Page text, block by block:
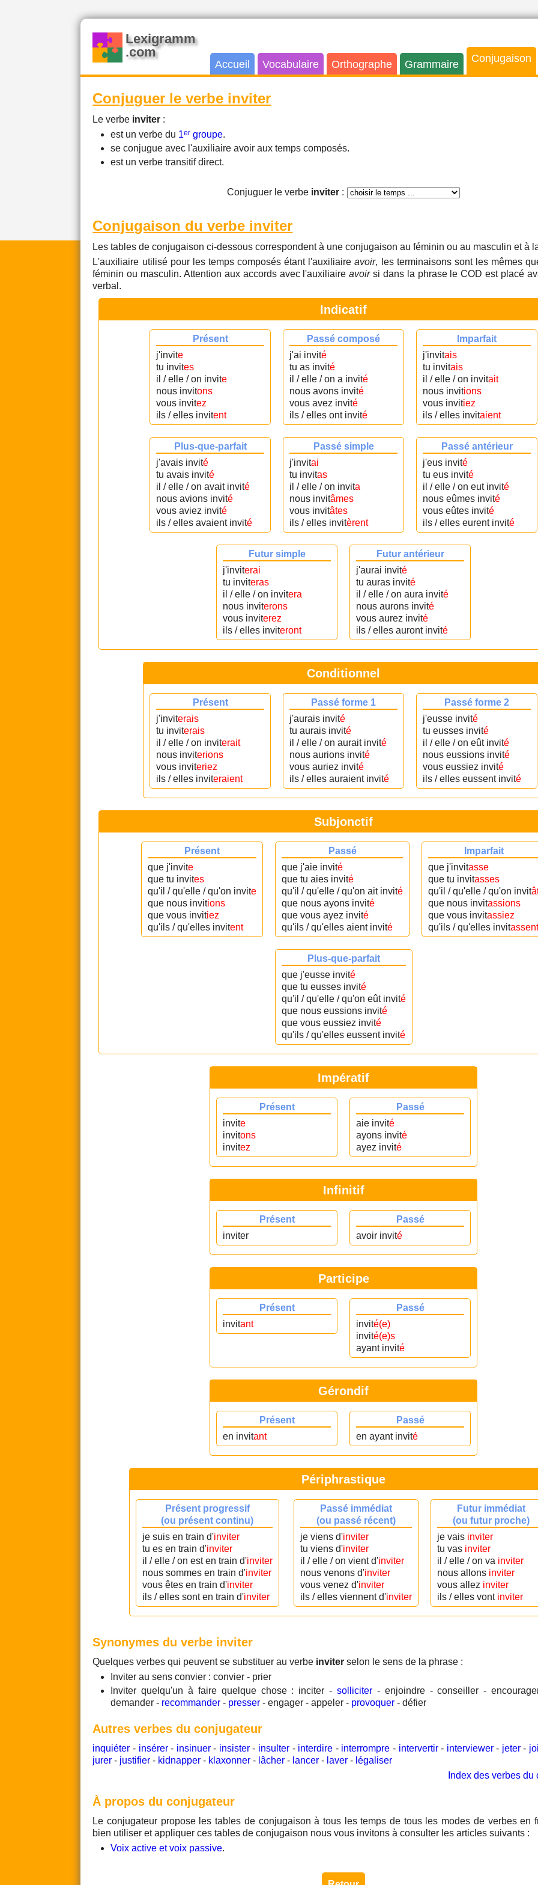
Lexigramm
.com
Accueil Vocabulaire Orthographe Grammaire Conjugaison
Conjuguer le verbe inviter
Le verbe inviter :
est un verbe du 1er groupe.
se conjugue avec l'auxiliaire avoir aux temps composés.
est un verbe transitif direct.
Conjuguer le verbe inviter :
Conjugaison du verbe inviter
Les tables de conjugaison ci-dessous correspondent à une conjugaison au féminin ou au masculin et à
L'auxiliaire utilisé pour les temps composés étant l'auxiliaireavoir, les terminaisons sont les mêmes
féminin ou masculin. Attention aux accords avec l'auxiliaireavoirsi dans la phrase le COD est placé
verbal.
Indicatif
Présent
j'invite
tu invites
il / elle / on invite
nous invitons
vous invitez
ils / elles invitent
Passé composé
j'ai invité
tu as invité
il / elle / on a invité
nous avons invité
vous avez invité
ils / elles ont invité
Imparfait
j'invitais
tu invitais
il / elle / on invitait
nous invitions
vous invitiez
ils / elles invitaient
Plus-que-parfait
j'avais invité
tu avais invité
il / elle / on avait invité
nous avions invité
vous aviez invité
ils / elles avaient invité
Passé simple
j'invitai
tu invitas
il / elle / on invita
nous invitâmes
vous invitâtes
ils / elles invitèrent
Passé antérieur
j'eus invité
tu eus invité
il / elle / on eut invité
nous eûmes invité
vous eûtes invité
ils / elles eurent invité
Futur simple
j'inviterai
tu inviteras
il / elle / on invitera
nous inviterons
vous inviterez
ils / elles inviteront
Futur antérieur
j'aurai invité
tu auras invité
il / elle / on aura invité
nous aurons invité
vous aurez invité
ils / elles auront invité
Conditionnel
Présent
j'inviterais
tu inviterais
il / elle / on inviterait
nous inviterions
vous inviteriez
ils / elles inviteraient
Passé forme 1
j'aurais invité
tu aurais invité
il / elle / on aurait invité
nous aurions invité
vous auriez invité
ils / elles auraient invité
Passé forme 2
j'eusse invité
tu eusses invité
il / elle / on eût invité
nous eussions invité
vous eussiez invité
ils / elles eussent invité
Subjonctif
Présent
que j'invite
que tu invites
qu'il / qu'elle / qu'on invite
que nous invitions
que vous invitiez
qu'ils / qu'elles invitent
Passé
que j'aie invité
que tu aies invité
qu'il / qu'elle / qu'on ait invité
que nous ayons invité
que vous ayez invité
qu'ils / qu'elles aient invité
Imparfait
que j'invitasse
que tu invitasses
qu'il / qu'elle / qu'on invit
que nous invitassions
que vous invitassiez
qu'ils / qu'elles invitassent
Plus-que-parfait
que j'eusse invité
que tu eusses invité
qu'il / qu'elle / qu'on eût invité
que nous eussions invité
que vous eussiez invité
qu'ils / qu'elles eussent invité
Impératif
Présent
invite
invitons
invitez
Passé
aie invité
ayons invité
ayez invité
Infinitif
Présent
inviter
Passé
avoir invité
Participe
Présent
invitant
Passé
invité(e)
invité(e)s
ayant invité
Gérondif
Présent
en invitant
Passé
en ayant invité
Périphrastique
Présent progressif
(ou présent continu)
je suis en train d'inviter
tu es en train d'inviter
il / elle / on est en train d'inviter
nous sommes en train d'inviter
vous êtes en train d'inviter
ils / elles sont en train d'inviter
Passé immédiat
(ou passé récent)
je viens d'inviter
tu viens d'inviter
il / elle / on vient d'inviter
nous venons d'inviter
vous venez d'inviter
ils / elles viennent d'inviter
Futur immédiat
(ou futur proche)
je vais inviter
tu vas inviter
il / elle / on va inviter
nous allons inviter
vous allez inviter
ils / elles vont inviter
Synonymes du verbe inviter
Quelques verbes qui peuvent se substituer au verbe inviter selon le sens de la phrase :
Inviter au sens convier : convier - prier
Inviter quelqu'un à faire quelque chose : inciter - solliciter - enjoindre - conseiller -
demander - recommander - presser - engager - appeler - provoquer - défier
Autres verbes du conjugateur
inquiéter - insérer- insinuer- insister- insulter - interdire - interrompre - intervertir- interviewer- jeter-
jurer - justifier - kidnapper - klaxonner - lâcher - lancer - laver - légaliser
Index des verbes du
À propos du conjugateur
Le conjugateur propose les tables de conjugaison à tous les temps de tous les modes de verbes en
bien utiliser et appliquer ces tables de conjugaison nous vous invitons à consulter les articles suivants :
Voix active et voix passive.